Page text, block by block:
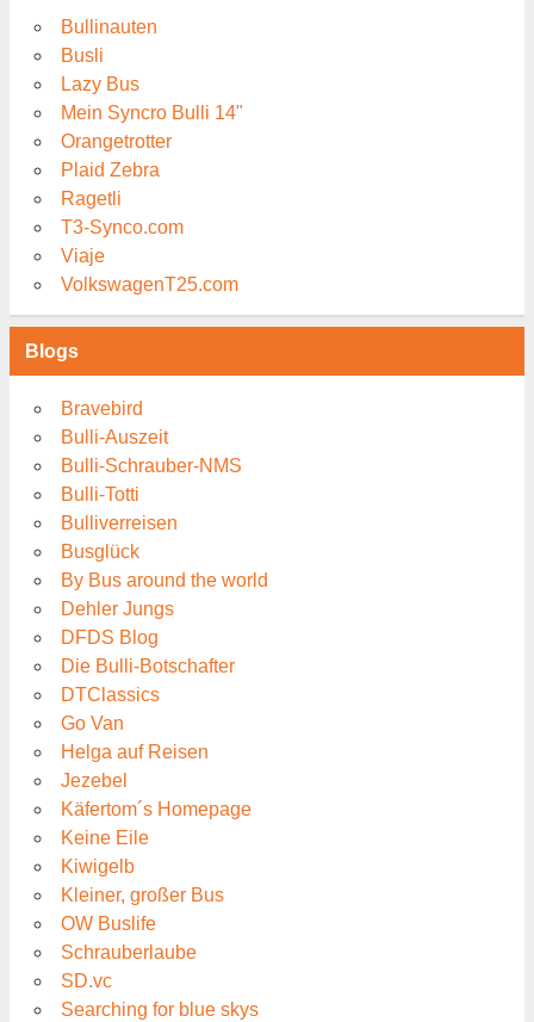
Bullinauten
Busli
Lazy Bus
Mein Syncro Bulli 14"
Orangetrotter
Plaid Zebra
Ragetli
T3-Synco.com
Viaje
VolkswagenT25.com
Blogs
Bravebird
Bulli-Auszeit
Bulli-Schrauber-NMS
Bulli-Totti
Bulliverreisen
Busglück
By Bus around the world
Dehler Jungs
DFDS Blog
Die Bulli-Botschafter
DTClassics
Go Van
Helga auf Reisen
Jezebel
Käfertom´s Homepage
Keine Eile
Kiwigelb
Kleiner, großer Bus
OW Buslife
Schrauberlaube
SD.vc
Searching for blue skys